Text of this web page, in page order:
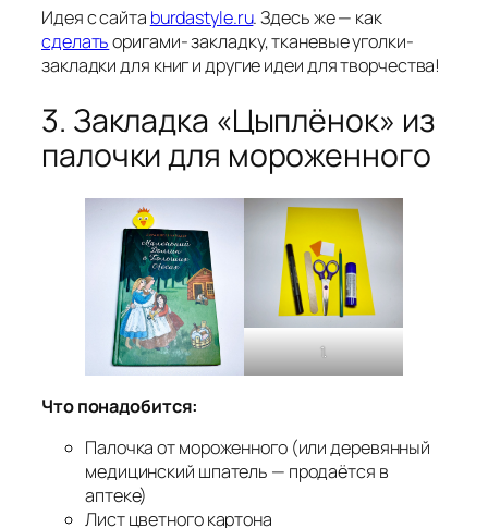
Идея с сайта burdastyle.ru. Здесь же — как
сделатьоригами- закладку, тканевые уголки-
закладки для книг и другие идеи для творчества!
3. Закладка «Цыплёнок» из
палочки для мороженного
1.
Что понадобится:
Палочка от мороженного (или деревянный
медицинский шпатель — продаётся в
аптеке)
Лист цветного картона